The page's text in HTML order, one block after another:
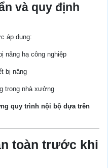
và quy định
áp dụng:
nâng hạ công nghiệp
bị nâng
trong nhà xưởng
quy trình nội bộ dựa trên
toàn trước khi